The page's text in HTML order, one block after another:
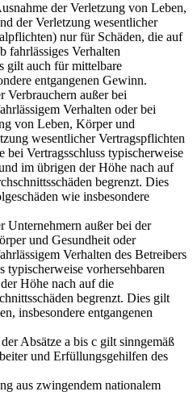
der Verletzung von Leben,
der Verletzung wesentlicher
nur für Schäden, die auf
fahrlässiges Verhalten
gilt auch für mittelbare
entgangenen Gewinn.
Verbrauchern außer bei
Verhalten oder bei
von Leben, Körper und
wesentlicher Vertragspflichten
Vertragsschluss typischerweise
im übrigen der Höhe nach auf
begrenzt. Dies
wie insbesondere
Unternehmern außer bei der
und Gesundheit oder
Verhalten des Betreibers
typischerweise vorhersehbaren
Höhe nach auf die
begrenzt. Dies gilt
insbesondere entgangenen
Absätze a bis c gilt sinngemäß
und Erfüllungsgehilfen des
aus zwingendem nationalem